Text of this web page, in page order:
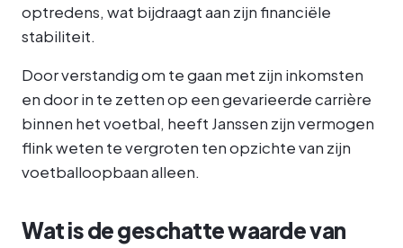
optredens, wat bijdraagt aan zijn financiële
stabiliteit.
Door verstandig om te gaan met zijn inkomsten
en door in te zetten op een gevarieerde carrière
binnen het voetbal, heeft Janssen zijn vermogen
flink weten te vergroten ten opzichte van zijn
voetballoopbaan alleen.
Wat is de geschatte waarde van